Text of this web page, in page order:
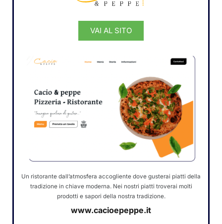
VAI AL SITO
Un ristorante dall’atmosfera accogliente dove gusterai piatti della
tradizione in chiave moderna. Nei nostri piatti troverai molti
prodotti e sapori della nostra tradizione.
www.cacioepeppe.it